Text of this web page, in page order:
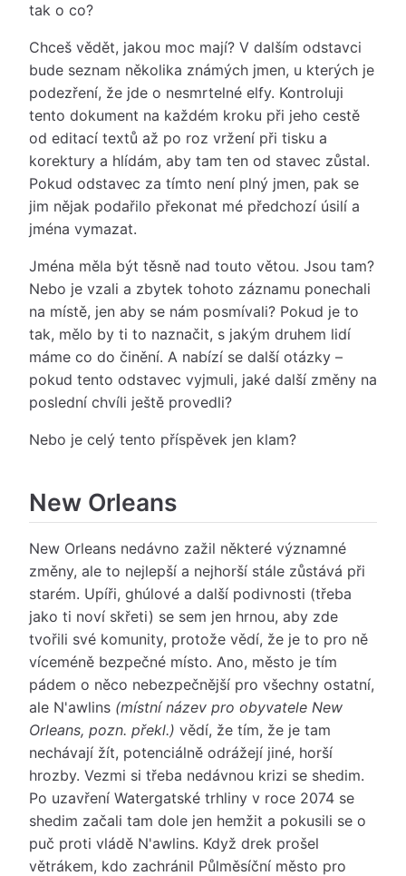
tak o co?
Chceš vědět, jakou moc mají? V dalším odstavci
bude seznam několika známých jmen, u kterých je
podezření, že jde o nesmrtelné elfy. Kontroluji
tento dokument na každém kroku při jeho cestě
od editací textů až po roz vržení při tisku a
korektury a hlídám, aby tam ten od stavec zůstal.
Pokud odstavec za tímto není plný jmen, pak se
jim nějak podařilo překonat mé předchozí úsilí a
jména vymazat.
Jména měla být těsně nad touto větou. Jsou tam?
Nebo je vzali a zbytek tohoto záznamu ponechali
na místě, jen aby se nám posmívali? Pokud je to
tak, mělo by ti to naznačit, s jakým druhem lidí
máme co do činění. A nabízí se další otázky –
pokud tento odstavec vyjmuli, jaké další změny na
poslední chvíli ještě provedli?
Nebo je celý tento příspěvek jen klam?
New Orleans
New Orleans nedávno zažil některé významné
změny, ale to nejlepší a nejhorší stále zůstává při
starém. Upíři, ghúlové a další podivnosti (třeba
jako ti noví skřeti) se sem jen hrnou, aby zde
tvořili své komunity, protože vědí, že je to pro ně
víceméně bezpečné místo. Ano, město je tím
pádem o něco nebezpečnější pro všechny ostatní,
ale N'awlins (místní název pro obyvatele New
Orleans, pozn. překl.) vědí, že tím, že je tam
nechávají žít, potenciálně odrážejí jiné, horší
hrozby. Vezmi si třeba nedávnou krizi se shedim.
Po uzavření Watergatské trhliny v roce 2074 se
shedim začali tam dole jen hemžit a pokusili se o
puč proti vládě N'awlins. Když drek prošel
větrákem, kdo zachránil Půlměsíční město pro